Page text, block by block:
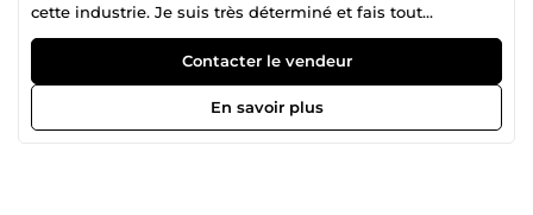
cette industrie. Je suis très déterminé et fais tout
correctement comme le veulent les clients. Tenez toujours
les clients informés des phases, des échéanciers et des
résultats attendus. Je peux garantir un travail de qualité à
temps. Si vous choisissez de travailler avec moi, vous ne
recevrez que le travail de la plus haute qualité, le souci du
Contacter le vendeur
En savoir plus